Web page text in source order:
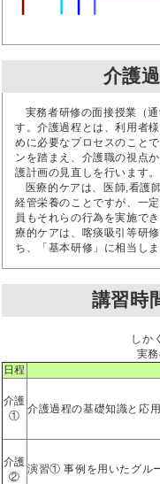
介護
実務者研修の面接授業（
す。介護過程とは、利用者
めに必要なプロセスのこと
ンを踏まえ、介護職の視
護計画の見直しを行います。
医療的ケアは、医師,看護
経管栄養のことですが、一
員もそれらの行為を実施で
療的ケアは、喀痰吸引等研
ち、「基本研修」に相当しま
講習時
しか
実
日程
介護
①
介護過程の基礎知識と応用
介護
②
演習① 事例を用いたグル